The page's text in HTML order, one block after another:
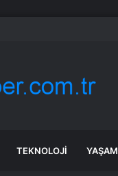
para buldu
TEKNOLOJI YAŞAM